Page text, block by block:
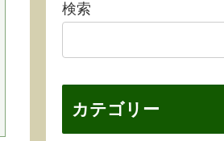
検索
カテゴリー